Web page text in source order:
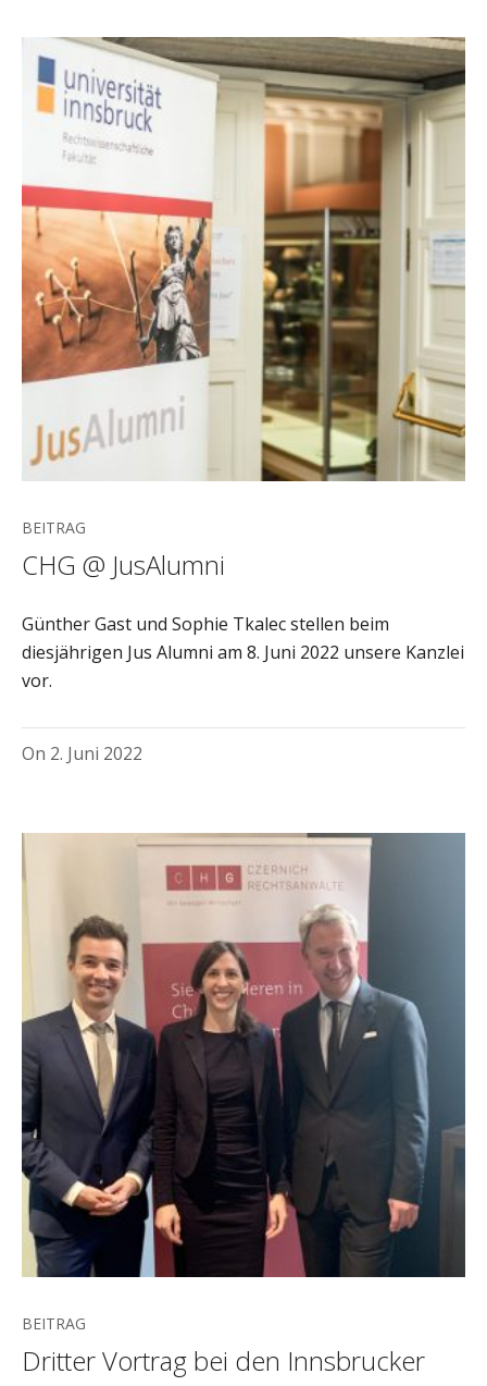
BEITRAG
CHG @ JusAlumni
Günther Gast und Sophie Tkalec stellen beim
diesjährigen Jus Alumni am 8. Juni 2022 unsere Kanzlei
vor.
On 2. Juni 2022
BEITRAG
Dritter Vortrag bei den Innsbrucker